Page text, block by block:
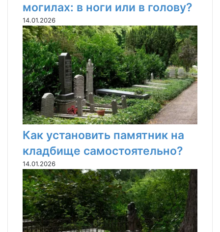
могилах: в ноги или в голову?
14.01.2026
Как установить памятник на
кладбище самостоятельно?
14.01.2026